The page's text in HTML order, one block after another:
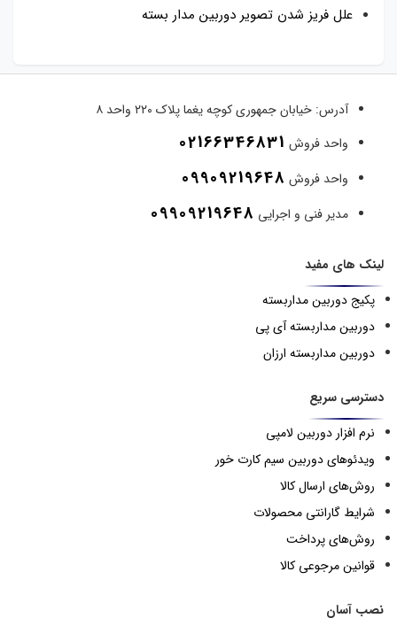
علل فریز شدن تصویر دوربین مدار بسته
آدرس: خیابان جمهوری کوچه یغما پلاک ۲۲۰ واحد ۸
واحد فروش 02166346831
واحد فروش 09909219648
مدیر فنی و اجرایی 09909219648
لینک های مفید
پکیج دوربین مداربسته
دوربین مداربسته آی پی
دوربین مداربسته ارزان
دسترسی سریع
نرم افزار دوربین لامپی
ویدئوهای دوربین سیم کارت خور
روش‌های ارسال کالا
شرایط گارانتی محصولات
روش‌های پرداخت
قوانین مرجوعی کالا
نصب آسان